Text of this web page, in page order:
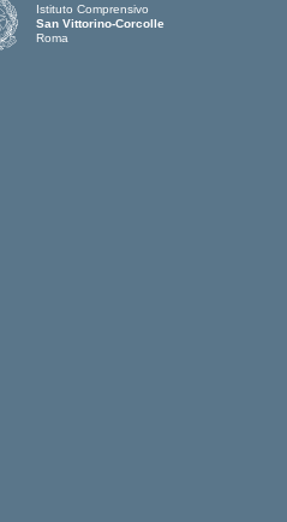
Istituto Comprensivo
San Vittorino-Corcolle
Roma